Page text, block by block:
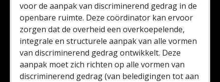
voor de aanpak van discriminerend gedrag in de
openbare ruimte. Deze coördinator kan ervoor
zorgen dat de overheid een overkoepelende,
integrale en structurele aanpak van alle vormen
van discriminerend gedrag ontwikkelt. Deze
aanpak moet zich richten op alle vormen van
discriminerend gedrag (van beledigingen tot aan